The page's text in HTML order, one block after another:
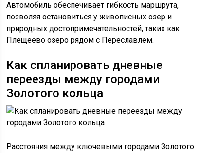
Автомобиль обеспечивает гибкость маршрута,
позволяя остановиться у живописных озёр и
природных достопримечательностей, таких как
Плещеево озеро рядом с Переславлем.
Как спланировать дневные
переезды между городами
Золотого кольца
Расстояния между ключевыми городами Золотого